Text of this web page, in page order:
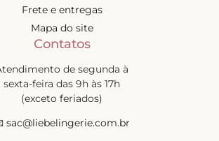
Frete e entregas
Mapa do site
Contatos
de segunda à
sexta-feira das 9h às 17h
(exceto feriados)
sac@liebelingerie.com.br